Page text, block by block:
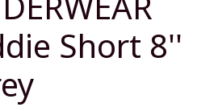
Short 8''